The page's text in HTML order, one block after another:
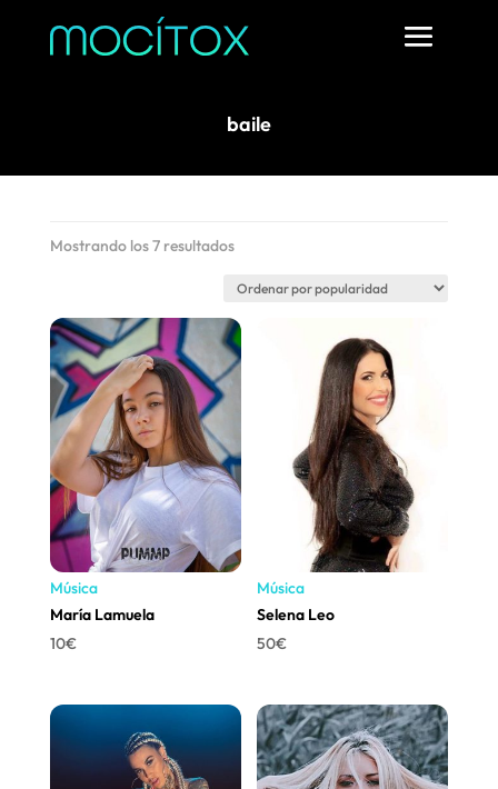
baile
Mostrando los 7 resultadosOrdenado
popularidad
Música
María Lamuela
10€
Música
Selena Leo
50€